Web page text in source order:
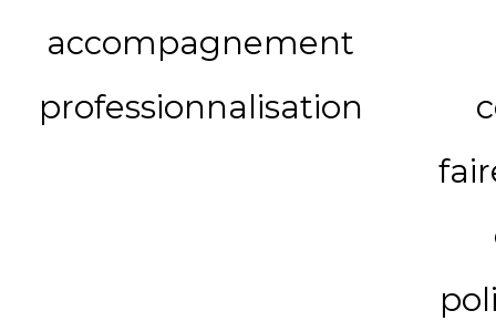
accompagnement
professionnalisation